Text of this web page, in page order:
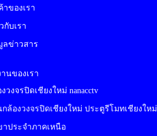
ของเรา
วกับเรา
ลข่าวสาร
นของเรา
วงจรปิดเชียงใหม่ nanacctv
ล้องวงจรปิดเชียงใหม่ ประตูรีโมทเชียงใหม่
าประจำภาคเหนือ